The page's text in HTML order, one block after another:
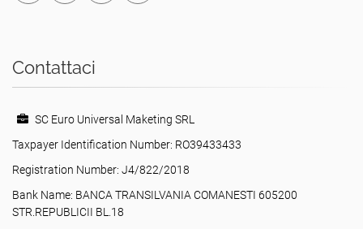
Contattaci
SC Euro Universal Maketing SRL
Taxpayer Identification Number: RO39433433
Registration Number: J4/822/2018
Bank Name: BANCA TRANSILVANIA COMANESTI 605200
STR.REPUBLICII BL.18